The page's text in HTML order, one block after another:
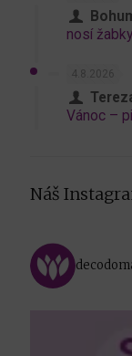
nosí
4.8.2026
Vánoc –
Náš